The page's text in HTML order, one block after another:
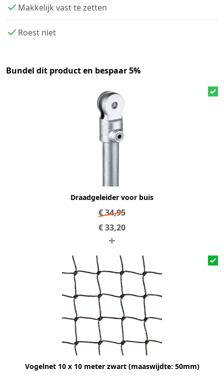
Makkelijk vast te zetten
Roest niet
Bundel dit product en bespaar 5%
Draadgeleider voor buis
€34,95
€33,20
+
Vogelnet 10 x 10 meter zwart (maaswijdte: 50mm)